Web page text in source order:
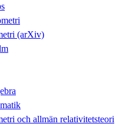
(arXiv)
och allmän relativitetsteori